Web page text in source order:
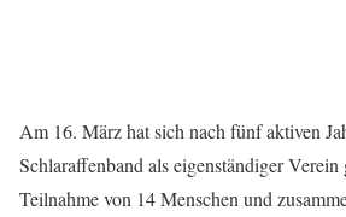
Am 16. März hat sich nach fünf aktiven
Schlaraffenband als eigenständiger
Teilnahme von 14 Menschen und